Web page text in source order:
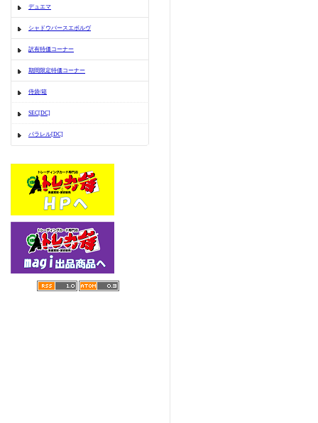
デュエマ
シャドウバースエボルヴ
訳有特価コーナー
期間限定特価コーナー
侍袋/箱
SEC[DC]
パラレル[DC]